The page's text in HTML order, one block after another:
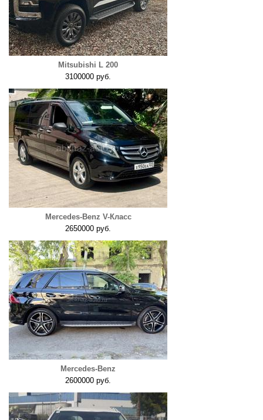
Mitsubishi L 200
3100000 руб.
Mercedes-Benz V-Класс
2650000 руб.
Mercedes-Benz
2600000 руб.